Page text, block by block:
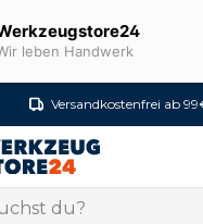
springen
leben Handwerk
Versandkostenfrei ab 99€ (DE)